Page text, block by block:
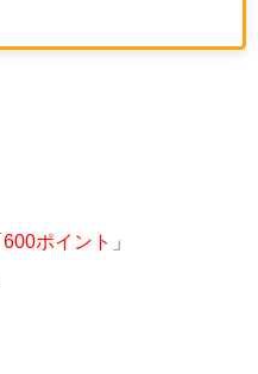
600ポイント
」